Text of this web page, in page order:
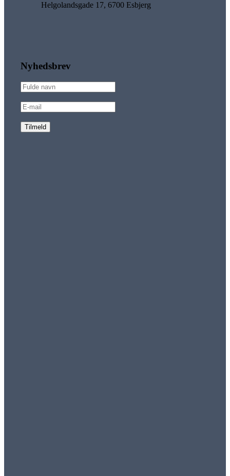
Helgolandsgade 17, 6700 Esbjerg
Nyhedsbrev
Tilmeld